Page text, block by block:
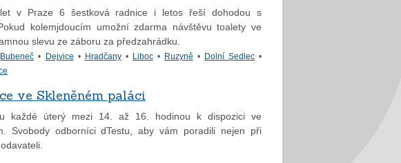
v Praze 6 šestková radnice i letos řeší dohodou s
kolemjdoucím umožní zdarma návštěvu toalety ve
slevu ze záboru za předzahrádku.
Bubeneč • Dejvice • Hradčany• Liboc• Ruzyně • Dolní Sedlec •
ve Skleněném paláci
každé úterý mezi 14. až 16. hodinou k dispozici ve
Svobody odborníci dTestu, aby vám poradili nejen při